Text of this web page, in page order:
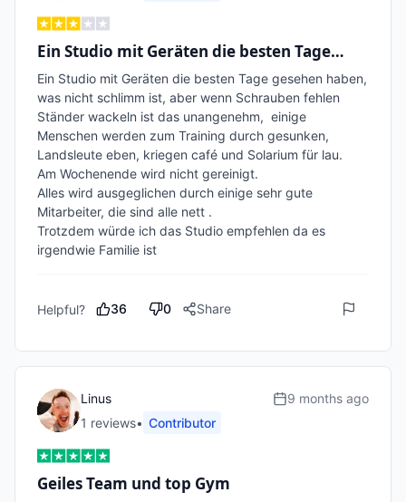
Ein Studio mit Geräten die besten Tage…
Ein Studio mit Geräten die besten Tage gesehen haben,
was nicht schlimm ist, aber wenn Schrauben fehlen
Ständer wackeln ist das unangenehm,  einige
Menschen werden zum Training durch gesunken,
Landsleute eben, kriegen café und Solarium für lau.
Am Wochenende wird nicht gereinigt.
Alles wird ausgeglichen durch einige sehr gute
Mitarbeiter, die sind alle nett .
Trotzdem würde ich das Studio empfehlen da es
irgendwie Familie ist
Helpful? 36 0 Share
Linus
1 reviews• Contributor
9 months ago
Geiles Team und top Gym